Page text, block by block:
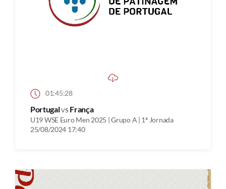
01:45:28
Portugalvs França
U19 WSE Euro Men 2025 | Grupo A | 1ª Jornada
25/08/2024 17:40